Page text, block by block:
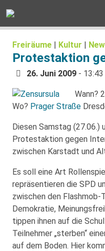
Freiräume | Kultur |
Protestaktion
26. Juni 2009 - 13:43
Wann?
Wo? Prager Straße
Diesen Samstag (27.06.)
Protestaktion gegen
zwischen Karstadt und
Es soll eine Art
repräsentieren die SPD
zwischen den Flashmob-
Demokratie,
tippen ihnen auf die
Teilnehmer „sterben“
auf dem Boden. Hier